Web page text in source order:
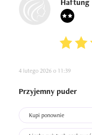
4 lutego 2026 o 11:39
Przyjemny puder
Kupi ponownie